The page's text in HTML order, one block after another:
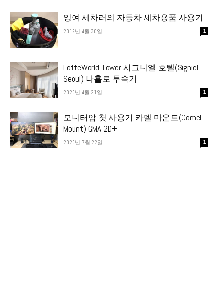
잉여 세차러의 자동차 세차용품 사용기
2019년 4월 30일 1
LotteWorld Tower 시그니엘 호텔(Signiel
Seoul) 나홀로 투숙기
2020년 4월 21일 1
모니터암 첫 사용기 카멜 마운트(Camel
Mount) GMA 2D+
2020년 7월 22일 1